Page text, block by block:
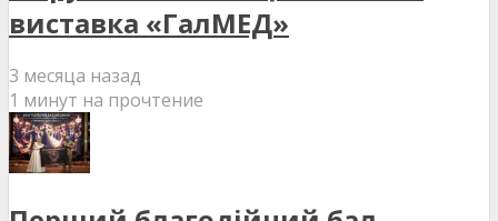
виставка «ГалМЕД»
3 месяца назад
1 минут на прочтение